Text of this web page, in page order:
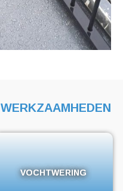
WERKZAAMHEDEN
VOCHTWERING
VOCHTWERING